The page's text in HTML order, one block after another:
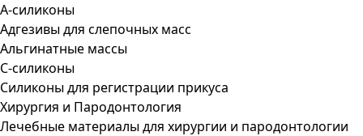
А-силиконы
Адгезивы для слепочных масс
Альгинатные массы
С-силиконы
Силиконы для регистрации прикуса
Хирургия и Пародонтология
Лечебные материалы для хирургии и пародонтологии